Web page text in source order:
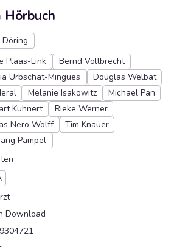
Hörbuch
Plaas-Link
Bernd Vollbrecht
Urbschat-Mingues
Douglas Welbat
Melanie Isakowitz
Michael Pan
Kuhnert
Rieke Werner
Nero Wolff
Tim Knauer
Pampel
Download